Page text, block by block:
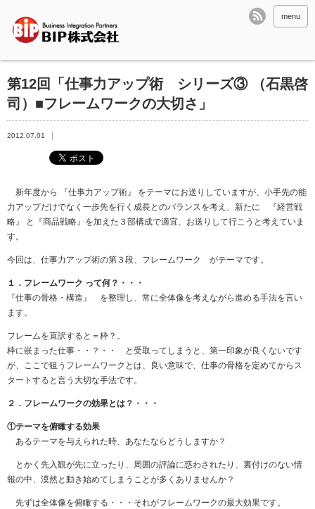
menu
第12回「仕事力アップ術 シリーズ③ （石黒啓
司）■フレームワークの大切さ」
2012.07.01
新年度から 『仕事力アップ術』 をテーマにお送りしていますが、小手先の能
力アップだけでなく一歩先を行く成長とのバランスを考え、新たに 『経営戦
略』 と『商品戦略』を加えた３部構成で適宜、お送りして行こうと考えていま
す。
今回は、仕事力アップ術の第３段、フレームワーク がテーマです。
１．フレームワーク って何？・・・
『仕事の骨格・構造』 を整理し、常に全体像を考えながら進める手法を言い
ます。
フレームを直訳すると＝枠？。
枠に嵌まった仕事・・？・・ と受取ってしまうと、第一印象が良くないです
が、ここで狙うフレームワークとは、良い意味で、仕事の骨格を定めてからス
タートすると言う大切な手法です。
２．フレームワークの効果とは？・・・
①テーマを俯瞰する効果
あるテーマを与えられた時、あなたならどうしますか？
とかく先入観が先に立ったり、周囲の評論に惑わされたり、裏付けのない情
報の中、漠然と動き始めてしまうことが多くありませんか？
先ずは全体像を俯瞰する・・・それがフレームワークの最大効果です。